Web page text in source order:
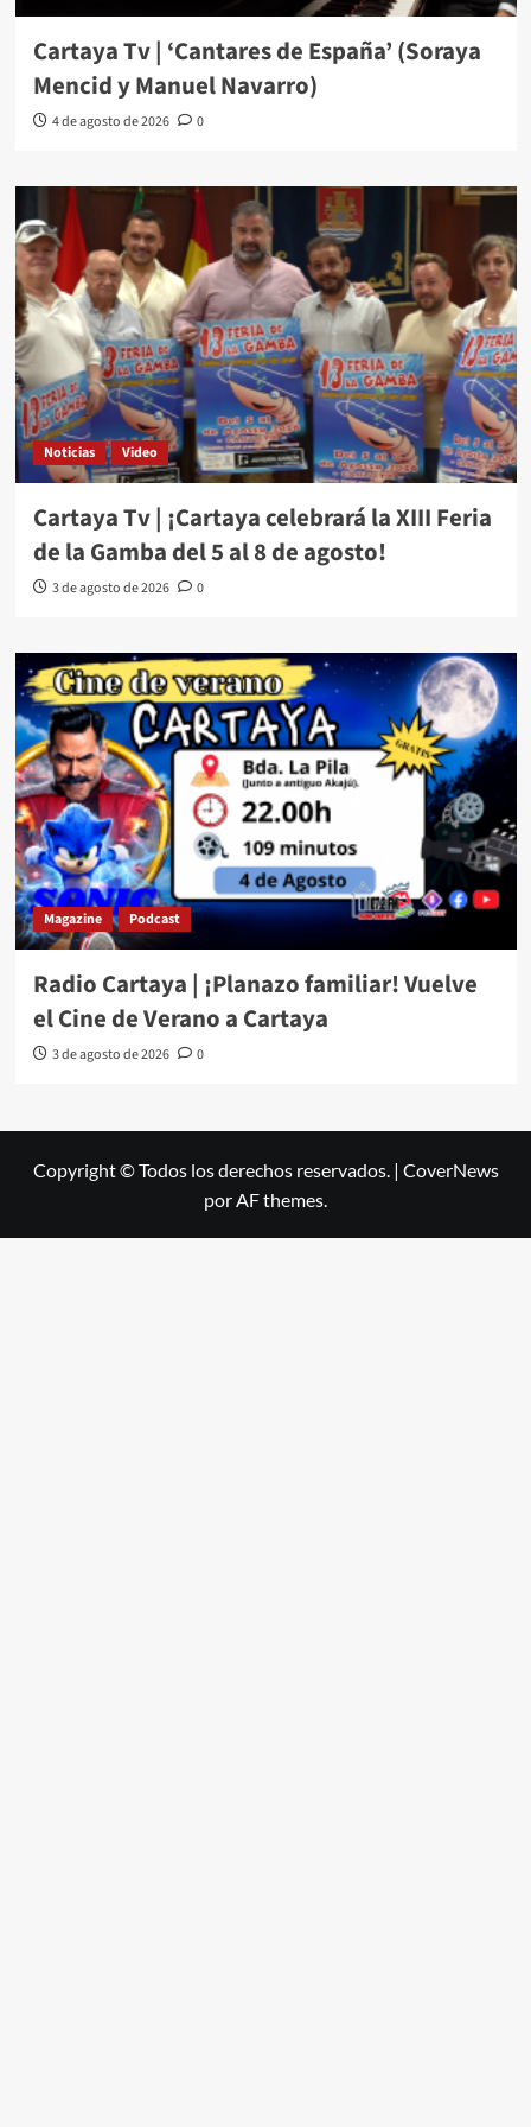
Cartaya Tv | ‘Cantares de España’ (Soraya
Mencid y Manuel Navarro)
4 de agosto de 2026 0
Noticias Video
Cartaya Tv | ¡Cartaya celebrará la XIII Feria
de la Gamba del 5 al 8 de agosto!
3 de agosto de 2026 0
Magazine Podcast
Radio Cartaya | ¡Planazo familiar! Vuelve
el Cine de Verano a Cartaya
3 de agosto de 2026 0
Copyright © Todos los derechos reservados. | CoverNews
por AF themes.